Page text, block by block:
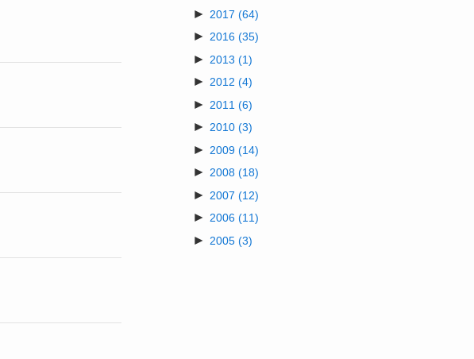
► 2017 (64)
► 2016 (35)
► 2013 (1)
► 2012 (4)
► 2011 (6)
► 2010 (3)
► 2009 (14)
► 2008 (18)
► 2007 (12)
► 2006 (11)
► 2005 (3)